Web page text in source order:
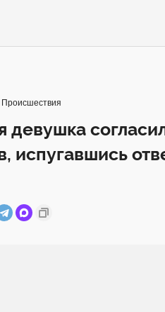
Происшествия
девушка
испугавшись